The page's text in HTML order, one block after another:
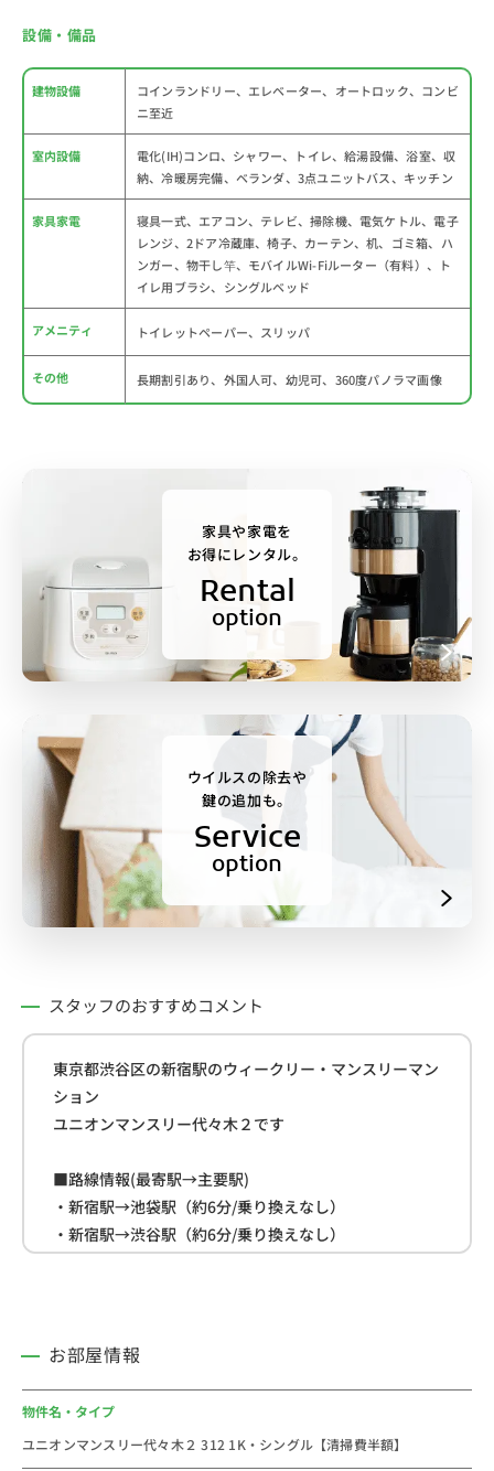
設備・備品
建物設備
コインランドリー、エレベーター、オートロック、コンビ
ニ至近
室内設備
電化(IH)コンロ、シャワー、トイレ、給湯設備、浴室、収
納、冷暖房完備、ベランダ、3点ユニットバス、キッチン
家具家電
寝具一式、エアコン、テレビ、掃除機、電気ケトル、電子
レンジ、2ドア冷蔵庫、椅子、カーテン、机、ゴミ箱、ハ
ンガー、物干し竿、モバイルWi-Fiルーター（有料）、ト
イレ用ブラシ、シングルベッド
アメニティ トイレットペーパー、スリッパ
その他 長期割引あり、外国人可、幼児可、360度パノラマ画像
家具や家電を
お得にレンタル。
Rental
option
ウイルスの除去や
鍵の追加も。
Service
option
スタッフのおすすめコメント
東京都渋谷区の新宿駅のウィークリー・マンスリーマン
ション
ユニオンマンスリー代々木２です
■路線情報(最寄駅→主要駅)
・新宿駅→池袋駅（約6分/乗り換えなし）
・新宿駅→渋谷駅（約6分/乗り換えなし）
・新宿駅→東京駅（約13分/乗り換えなし）
・ローソン(約210ｍ)
・スーパー「リコス」(約450ｍ)
＜おすすめコメント＞
お部屋情報
物件名・タイプ
ユニオンマンスリー代々木２ 312 1K・シングル【清掃費半額】